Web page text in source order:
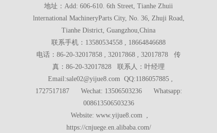
地址：Add: 606-610. 6th Street, Tianhe Zhuii
lnternational MachineryParts City, No. 36, Zhuji Road,
Tianhe District, Guangzhou,China
联系手机：13580534558 , 18664846688
电话：86-20-32017858 , 32017868 , 32017878 传
真：86-20-32017828 联系人：叶经理
Email:sale02@yijue8.com QQ:1186057885 ,
1727517187 Wechat: 13506503236 Whatsapp:
008613506503236
Website: www.yijue8.com ,
https://cnjuege.en.alibaba.com/